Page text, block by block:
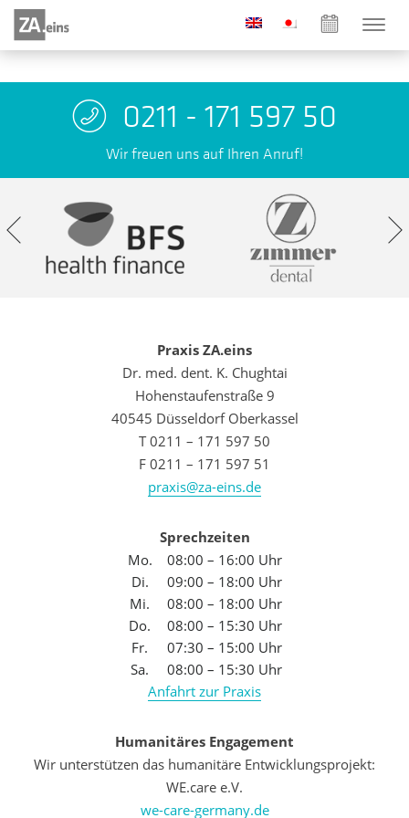
0211 - 171 597 50
Wir freuen uns auf Ihren Anruf!
Praxis ZA.eins
Dr. med. dent. K. Chughtai
Hohenstaufenstraße 9
40545 Düsseldorf Oberkassel
T 0211 – 171 597 50
F 0211 – 171 597 51
praxis@za-eins.de
Sprechzeiten
Mo.
08:00 – 16:00 Uhr
Di.
09:00 – 18:00 Uhr
Mi.
08:00 – 18:00 Uhr
Do.
08:00 – 15:30 Uhr
Fr.
07:30 – 15:00 Uhr
Sa.
08:00 – 15:30 Uhr
Anfahrt zur Praxis
Humanitäres Engagement
Wir unterstützen das humanitäre Entwicklungsprojekt:
WE.care e.V.
we-care-germany.de